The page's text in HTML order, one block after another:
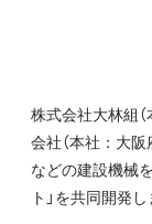
株式会社大林組
会社（本社：大
などの建設機械
ト」を共同開発し